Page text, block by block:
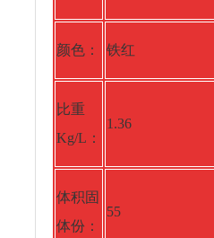
颜色： 铁红
比重
Kg/L：
1.36
体积固
体份：
55